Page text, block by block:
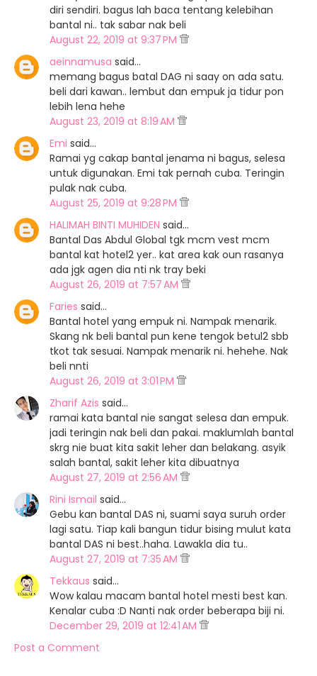
diri sendiri. bagus lah baca tentang kelebihan
bantal ni.. tak sabar nak beli
August 22, 2019 at 9:37 PM
aeinnamusa said…
memang bagus batal DAG ni saay on ada satu.
beli dari kawan.. lembut dan empuk ja tidur pon
lebih lena hehe
August 23, 2019 at 8:19 AM
Emi said…
Ramai yg cakap bantal jenama ni bagus, selesa
untuk digunakan. Emi tak pernah cuba. Teringin
pulak nak cuba.
August 25, 2019 at 9:28 PM
HALIMAH BINTI MUHIDEN said…
Bantal Das Abdul Global tgk mcm vest mcm
bantal kat hotel2 yer.. kat area kak oun rasanya
ada jgk agen dia nti nk tray beki
August 26, 2019 at 7:57 AM
Faries said…
Bantal hotel yang empuk ni. Nampak menarik.
Skang nk beli bantal pun kene tengok betul2 sbb
tkot tak sesuai. Nampak menarik ni. hehehe. Nak
beli nnti
August 26, 2019 at 3:01 PM
Zharif Azis said…
ramai kata bantal nie sangat selesa dan empuk.
jadi teringin nak beli dan pakai. maklumlah bantal
skrg nie buat kita sakit leher dan belakang. asyik
salah bantal, sakit leher kita dibuatnya
August 27, 2019 at 2:56 AM
Rini Ismail said…
Gebu kan bantal DAS ni, suami saya suruh order
lagi satu. Tiap kali bangun tidur bising mulut kata
bantal DAS ni best..haha. Lawakla dia tu..
August 27, 2019 at 7:35 AM
Tekkaus said…
Wow kalau macam bantal hotel mesti best kan.
Kenalar cuba :D Nanti nak order beberapa biji ni.
December 29, 2019 at 12:41 AM
Post a Comment